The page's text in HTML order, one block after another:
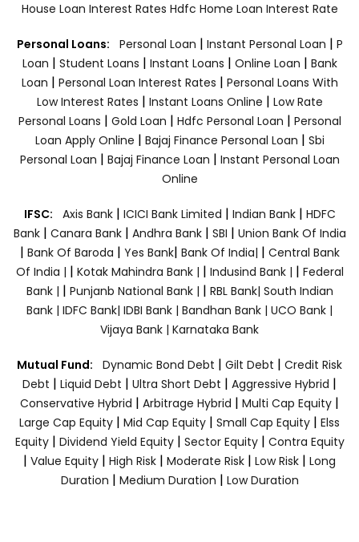
House Loan Interest Rates Hdfc Home Loan Interest Rate
Personal Loans: Personal Loan | Instant Personal Loan | P
Loan | Student Loans | Instant Loans | Online Loan | Bank
Loan | Personal Loan Interest Rates | Personal Loans With
Low Interest Rates | Instant Loans Online | Low Rate
Personal Loans | Gold Loan | Hdfc Personal Loan | Personal
Loan Apply Online | Bajaj Finance Personal Loan | Sbi
Personal Loan | Bajaj Finance Loan | Instant Personal Loan
Online
IFSC: Axis Bank | ICICI Bank Limited | Indian Bank | HDFC
Bank| Canara Bank | Andhra Bank| SBI | Union Bank Of India
| Bank Of Baroda | Yes Bank| Bank Of India| | Central Bank
Of India | | Kotak Mahindra Bank | | Indusind Bank | | Federal
Bank | | Punjanb National Bank | | RBL Bank| South Indian
Bank | IDFC Bank| IDBI Bank | Bandhan Bank | UCO Bank |
Vijaya Bank | Karnataka Bank
Mutual Fund: Dynamic Bond Debt | Gilt Debt | Credit Risk
Debt | Liquid Debt | Ultra Short Debt | Aggressive Hybrid |
Conservative Hybrid | Arbitrage Hybrid | Multi Cap Equity |
Large Cap Equity | Mid Cap Equity | Small Cap Equity | Elss
Equity| Dividend Yield Equity| Sector Equity | Contra Equity
| Value Equity | High Risk | Moderate Risk | Low Risk | Long
Duration | Medium Duration | Low Duration